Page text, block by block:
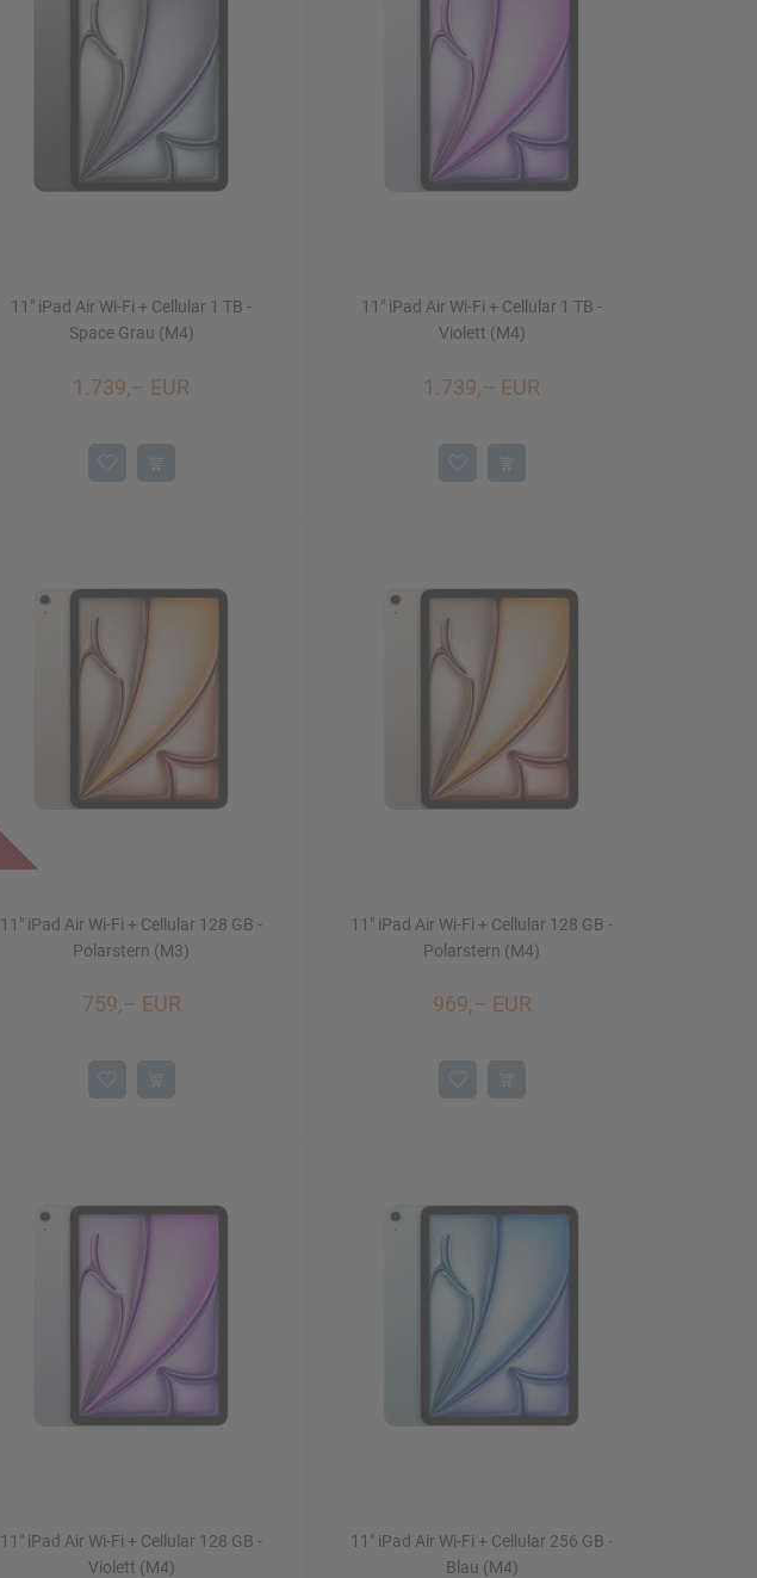
11" iPad Air Wi-Fi + Cellular 1 TB -
Space Grau (M4)
1.739,– EUR
11" iPad Air Wi-Fi + Cellular 1 TB -
Violett (M4)
1.739,– EUR
11" iPad Air Wi-Fi + Cellular 128 GB -
Polarstern (M3)
759,– EUR
11" iPad Air Wi-Fi + Cellular 128 GB -
Polarstern (M4)
969,– EUR
11" iPad Air Wi-Fi + Cellular 128 GB -
Violett (M4)
11" iPad Air Wi-Fi + Cellular 256 GB -
Blau (M4)